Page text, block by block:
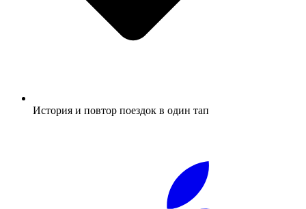
История и повтор поездок в один тап